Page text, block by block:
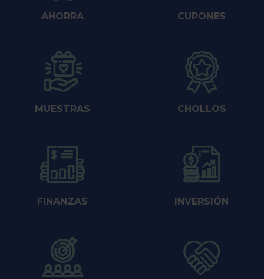
AHORRA CUPONES
MUESTRAS CHOLLOS
FINANZAS INVERSIÓN